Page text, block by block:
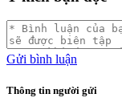
Gửi bình luận
Thông tin người gửi